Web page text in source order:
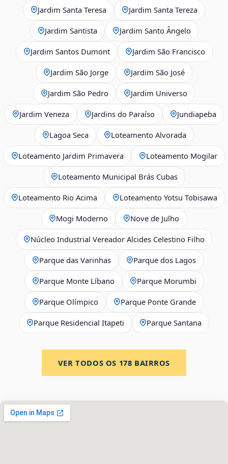
Jardim Santa Teresa Jardim Santa Tereza
Jardim Santista Jardim Santo Ângelo
Jardim Santos Dumont Jardim São Francisco
Jardim São Jorge Jardim São José
Jardim São Pedro Jardim Universo
Jardim Veneza Jardins do Paraíso Jundiapeba
Lagoa Seca Loteamento Alvorada
Loteamento Jardim Primavera Loteamento Mogilar
Loteamento Municipal Brás Cubas
Loteamento Rio Acima Loteamento Yotsu Tobisawa
Mogi Moderno Nove de Julho
Núcleo Industrial Vereador Alcides Celestino Filho
Parque das Varinhas Parque dos Lagos
Parque Monte Líbano Parque Morumbi
Parque Olímpico Parque Ponte Grande
Parque Residencial Itapeti Parque Santana
VER TODOS OS 178 BAIRROS